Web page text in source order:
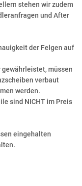
stehen wir zudem
und After
der Felgen auf
müssen
verbaut
werden.
sind NICHT im Preis
eingehalten